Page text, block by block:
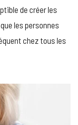
de créer les
les personnes
chez tous les